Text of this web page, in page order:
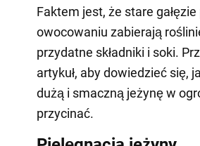
Faktem jest, że stare gałęzie
owocowaniu zabierają
przydatne składniki i soki.
artykuł, aby dowiedzieć się,
dużą i smaczną jeżynę w
przycinać.